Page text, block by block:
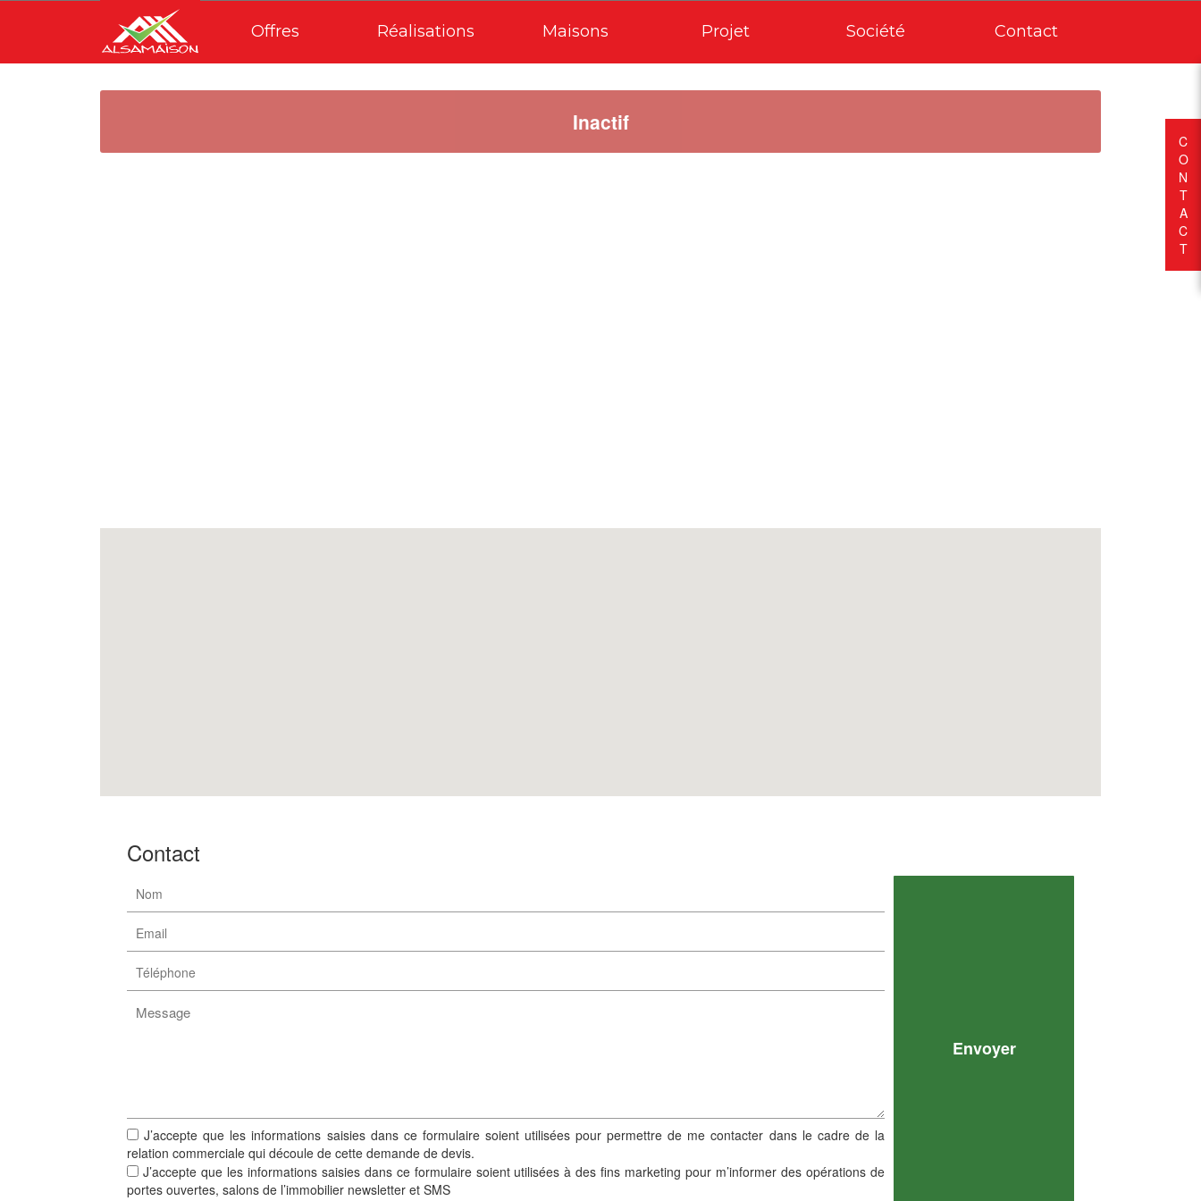
C
O
N
T
A
C
Offres Réalisations Maisons Projet Société Contact
Inactif
Contact
J’accepte que les informations saisies dans ce formulaire soient utilisées pour permettre de me contacter dans le cadre de la
relation commerciale qui découle de cette demande de devis.
J’accepte que les informations saisies dans ce formulaire soient utilisées à des fins marketing pour m’informer des opérations de
portes ouvertes, salons de l’immobilier newsletter et SMS